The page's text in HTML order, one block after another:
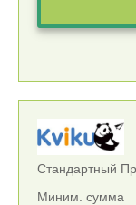
Стандартный
Миним. сумма